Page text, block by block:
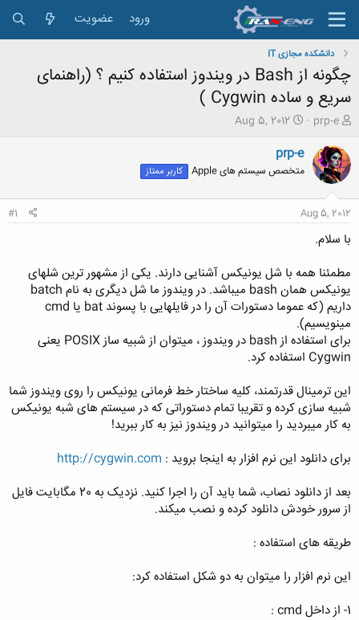
ورود عضویت
دانشکده مجازی IT
چگونه از Bash در ویندوز استفاده کنیم ؟ (راهنمای
سریع و ساده Cygwin )
ش
و
ع
ک
ه
و
ض
و
ع
prp-e
ت
ر
ی
خ
Aug 5, 2012
prp-e
متخصص سیستم های Apple کاربر ممتاز
Aug 5, 2012
#1
با سلام.
مطمئنا همه با شل یونیکس آشنایی دارند. یکی از مشهور ترین شلهای
یونیکس همان bash میباشد. در ویندوز ما شل دیگری به نام batch
داریم (که عموما دستورات آن را در فایلهایی با پسوند bat یا cmd
مینویسیم).
برای استفاده از bash در ویندوز ، میتوان از شبیه ساز POSIX یعنی
Cygwin استفاده کرد.
این ترمینال قدرتمند، کلیه ساختار خط فرمانی یونیکس را روی ویندوز شما
شبیه سازی کرده و تقریبا تمام دستوراتی که در سیستم های شبه یونیکس
به کار میبردید را میتوانید در ویندوز نیز به کار ببرید!
برای دانلود این نرم افزار به اینجا بروید : http://cygwin.com
بعد از دانلود نصاب، شما باید آن را اجرا کنید. نزدیک به 20 مگابایت فایل
از سرور خودش دانلود کرده و نصب میکند.
طریقه های استفاده :
این نرم افزار را میتوان به دو شکل استفاده کرد:
1- از داخل cmd :